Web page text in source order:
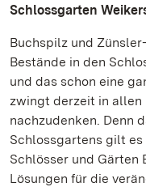
Schlossgarten
Buchspilz und
Bestände in den
und das schon eine
zwingt derzeit in allen
nachzudenken. Denn
Schlossgartens gilt
Schlösser und Gärten
Lösungen für die